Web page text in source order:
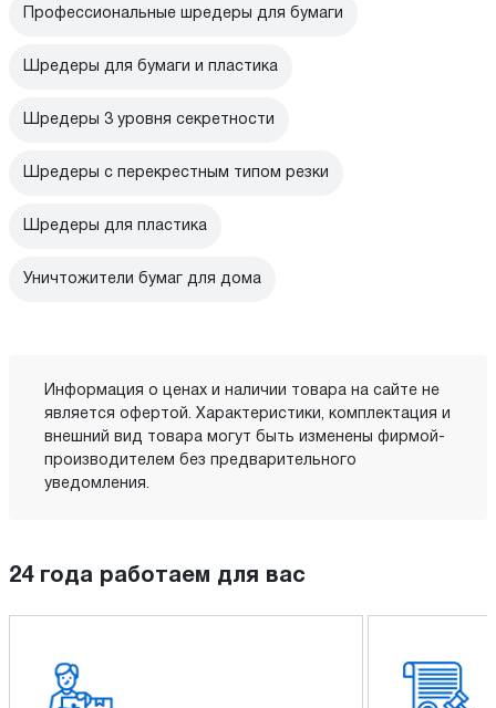
Профессиональные шредеры для бумаги
Шредеры для бумаги и пластика
Шредеры 3 уровня секретности
Шредеры с перекрестным типом резки
Шредеры для пластика
Уничтожители бумаг для дома
Информация о ценах и наличии товара на сайте не
является офертой. Характеристики, комплектация и
внешний вид товара могут быть изменены фирмой-
производителем без предварительного
уведомления.
24 года работаем для вас